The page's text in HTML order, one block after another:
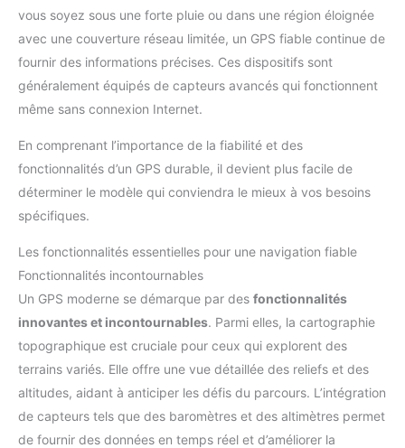
vous soyez sous une forte pluie ou dans une région éloignée
avec une couverture réseau limitée, un GPS fiable continue de
fournir des informations précises. Ces dispositifs sont
généralement équipés de capteurs avancés qui fonctionnent
même sans connexion Internet.
En comprenant l’importance de la fiabilité et des
fonctionnalités d’un GPS durable, il devient plus facile de
déterminer le modèle qui conviendra le mieux à vos besoins
spécifiques.
Les fonctionnalités essentielles pour une navigation fiable
Fonctionnalités incontournables
Un GPS moderne se démarque par des fonctionnalités
innovantes et incontournables. Parmi elles, la cartographie
topographique est cruciale pour ceux qui explorent des
terrains variés. Elle offre une vue détaillée des reliefs et des
altitudes, aidant à anticiper les défis du parcours. L’intégration
de capteurs tels que des baromètres et des altimètres permet
de fournir des données en temps réel et d’améliorer la